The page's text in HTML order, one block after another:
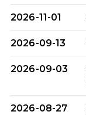
2026-11-01
2026-09-13
2026-09-03
2026-08-27